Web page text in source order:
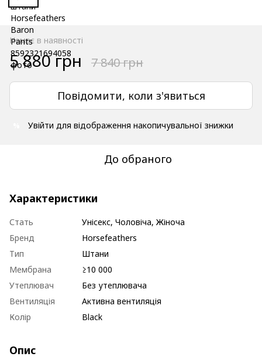
Немає в наявності
5 880 грн 7 840 грн
Повідомити, коли з'явиться
Увійти для відображення накопичувальної знижки
До обраного
Характеристики
Стать
Унісекс, Чоловіча, Жіноча
Бренд
Horsefeathers
Тип
Штани
Мембрана
≥10 000
Утеплювач
Без утеплювача
Вентиляція
Активна вентиляція
Колір
Black
Опис